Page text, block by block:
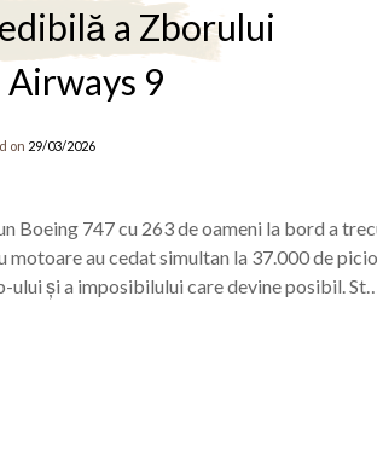
a Zborului
9
on 29/03/2026
Boeing 747 cu 263 de oameni la bord a
au cedat simultan la 37.000 de
ului și a imposibilului care devine posibil. St….